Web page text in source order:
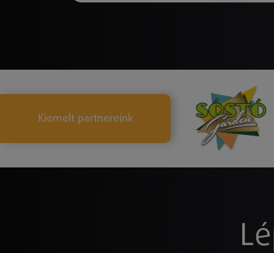
Kiemelt partnereink